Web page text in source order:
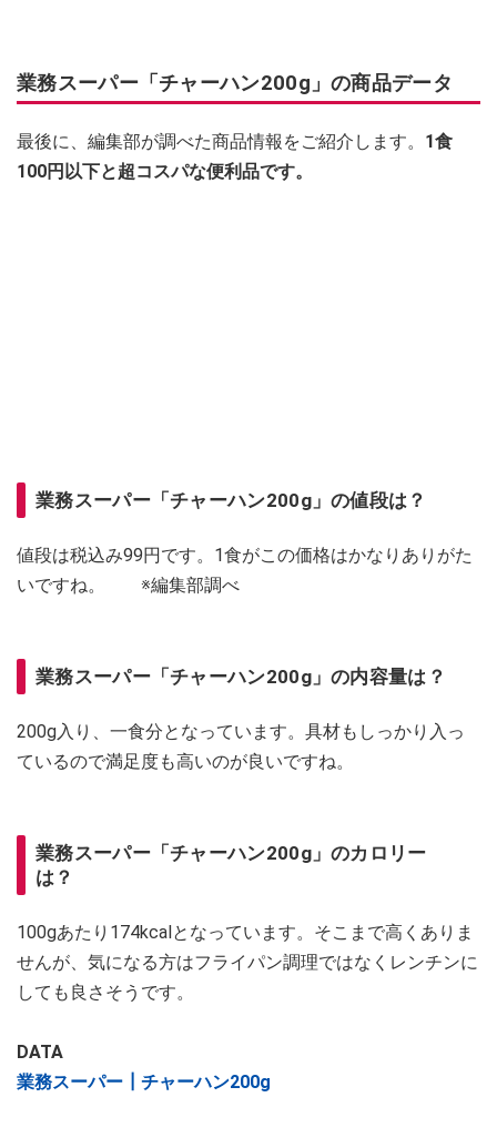
業務スーパー「チャーハン200g」の商品データ
最後に、編集部が調べた商品情報をご紹介します。 1食
100円以下と超コスパな便利品です。
業務スーパー「チャーハン200g」の値段は？
値段は税込み99円です。1食がこの価格はかなりありがた
いですね。 ※編集部調べ
業務スーパー「チャーハン200g」の内容量は？
200g入り、一食分となっています。具材もしっかり入っ
ているので満足度も高いのが良いですね。
業務スーパー「チャーハン200g」のカロリー
は？
100gあたり174kcalとなっています。そこまで高くありま
せんが、気になる方はフライパン調理ではなくレンチンに
しても良さそうです。
DATA
業務スーパー┃チャーハン200g